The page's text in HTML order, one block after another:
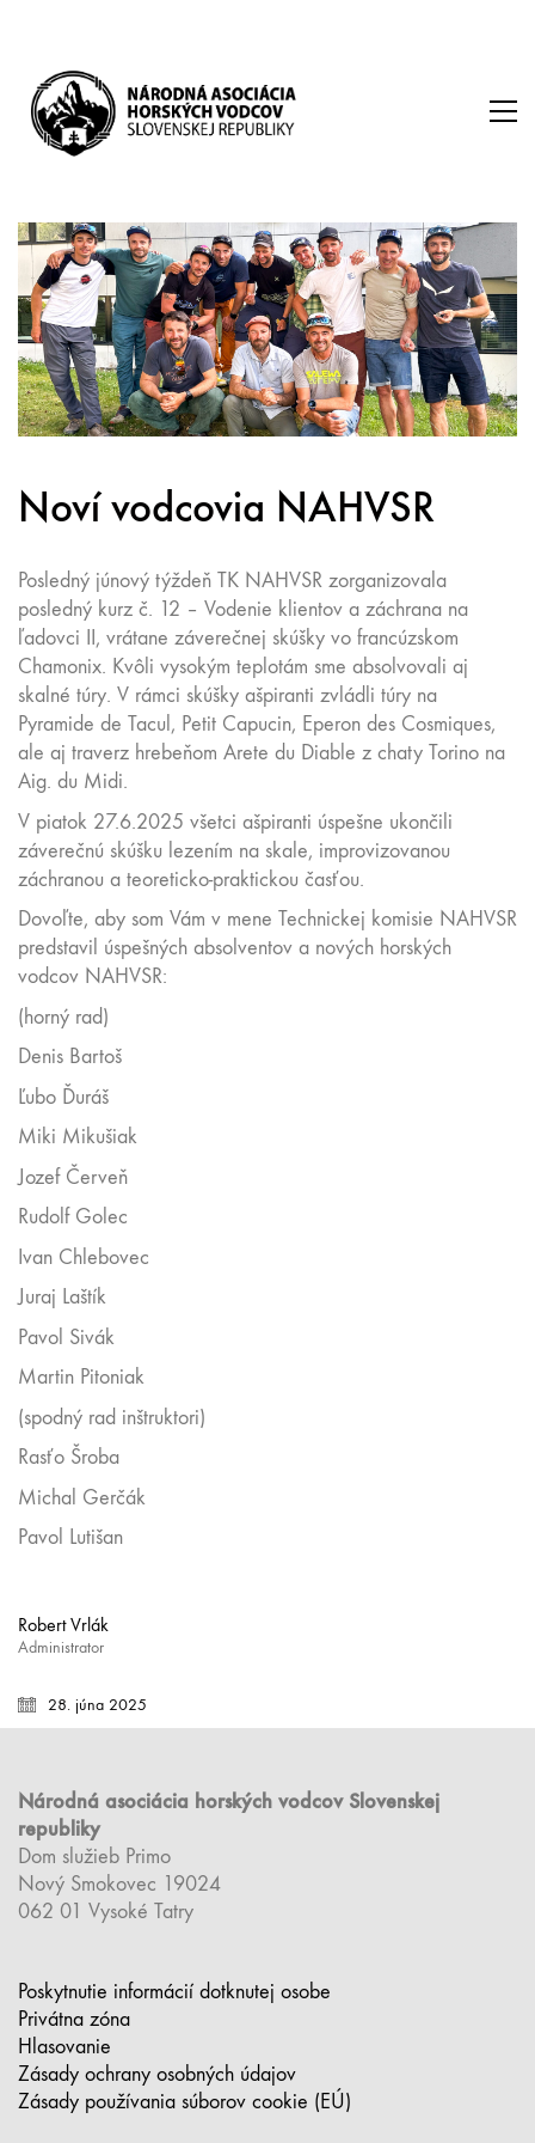
Noví vodcovia NAHVSR
Posledný júnový týždeň TK NAHVSR zorganizovala
posledný kurz č. 12 – Vodenie klientov a záchrana na
ľadovci II, vrátane záverečnej skúšky vo francúzskom
Chamonix. Kvôli vysokým teplotám sme absolvovali aj
skalné túry. V rámci skúšky ašpiranti zvládli túry na
Pyramide de Tacul, Petit Capucin, Eperon des Cosmiques,
ale aj traverz hrebeňom Arete du Diable z chaty Torino na
Aig. du Midi.
V piatok 27.6.2025 všetci ašpiranti úspešne ukončili
záverečnú skúšku lezením na skale, improvizovanou
záchranou a teoreticko-praktickou časťou.
Dovoľte, aby som Vám v mene Technickej komisie NAHVSR
predstavil úspešných absolventov a nových horských
vodcov NAHVSR:
(horný rad)
Denis Bartoš
Ľubo Ďuráš
Miki Mikušiak
Jozef Červeň
Rudolf Golec
Ivan Chlebovec
Juraj Laštík
Pavol Sivák
Martin Pitoniak
(spodný rad inštruktori)
Rasťo Šroba
Michal Gerčák
Pavol Lutišan
Robert Vrlák
Administrator
28. júna 2025
Národná asociácia horských vodcov Slovenskej
republiky
Dom služieb Primo
Nový Smokovec 19024
062 01 Vysoké Tatry
Poskytnutie informácií dotknutej osobe
Privátna zóna
Hlasovanie
Zásady ochrany osobných údajov
Zásady používania súborov cookie (EÚ)